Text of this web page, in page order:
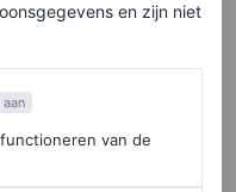
en zijn niet
van de